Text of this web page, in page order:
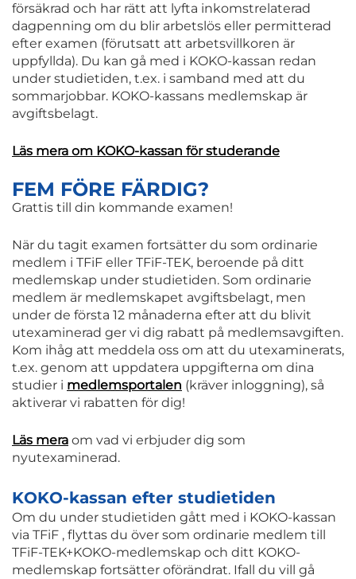
försäkrad och har rätt att lyfta inkomstrelaterad
dagpenning om du blir arbetslös eller permitterad
efter examen (förutsatt att arbetsvillkoren är
uppfyllda). Du kan gå med i KOKO-kassan redan
under studietiden, t.ex. i samband med att du
sommarjobbar. KOKO-kassans medlemskap är
avgiftsbelagt.
Läs mera om KOKO-kassan för studerande
FEM FÖRE FÄRDIG?
Grattis till din kommande examen!
När du tagit examen fortsätter du som ordinarie
medlem i TFiF eller TFiF-TEK, beroende på ditt
medlemskap under studietiden. Som ordinarie
medlem är medlemskapet avgiftsbelagt, men
under de första 12 månaderna efter att du blivit
utexaminerad ger vi dig rabatt på medlemsavgiften.
Kom ihåg att meddela oss om att du utexaminerats,
t.ex. genom att uppdatera uppgifterna om dina
studier i medlemsportalen (kräver inloggning), så
aktiverar vi rabatten för dig!
Läs mera om vad vi erbjuder dig som
nyutexaminerad.
KOKO-kassan efter studietiden
Om du under studietiden gått med i KOKO-kassan
via TFiF , flyttas du över som ordinarie medlem till
TFiF-TEK+KOKO-medlemskap och ditt KOKO-
medlemskap fortsätter oförändrat. Ifall du vill gå